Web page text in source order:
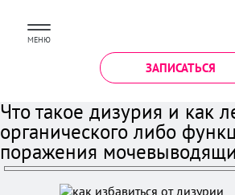
МЕНЮ
ЗАПИСАТЬСЯ
Что такое дизурия и как
органического либо
поражения